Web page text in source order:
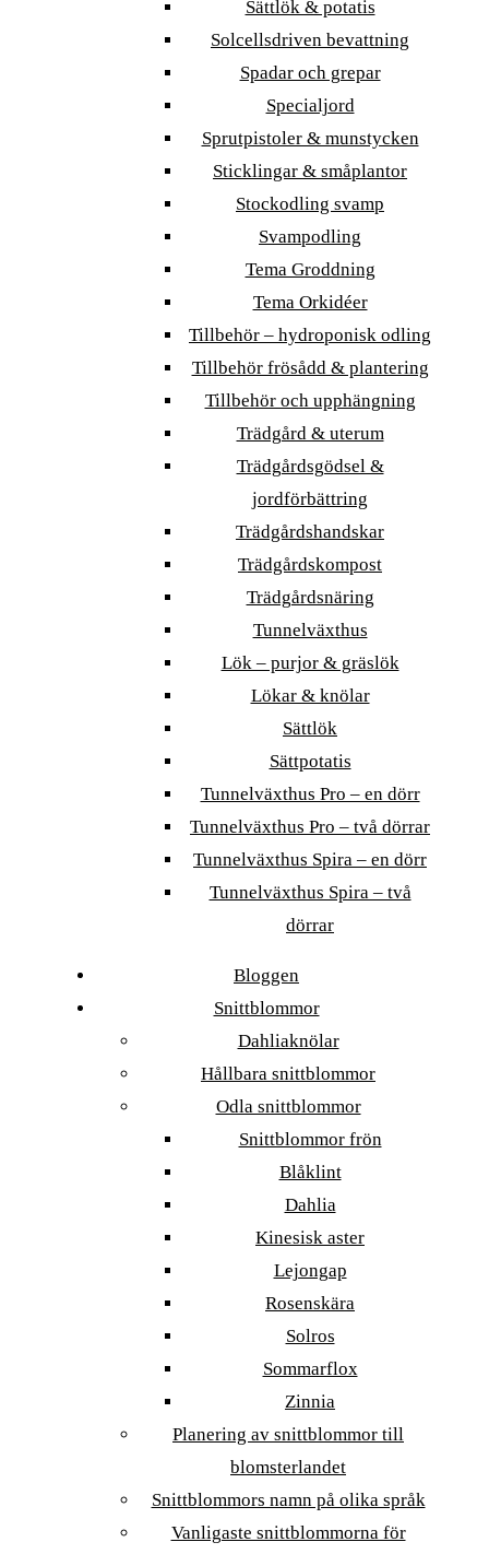
Sättlök & potatis
Solcellsdriven bevattning
Spadar och grepar
Specialjord
Sprutpistoler & munstycken
Sticklingar & småplantor
Stockodling svamp
Svampodling
Tema Groddning
Tema Orkidéer
Tillbehör – hydroponisk odling
Tillbehör frösådd & plantering
Tillbehör och upphängning
Trädgård & uterum
Trädgårdsgödsel &
jordförbättring
Trädgårdshandskar
Trädgårdskompost
Trädgårdsnäring
Tunnelväxthus
Lök – purjor & gräslök
Lökar & knölar
Sättlök
Sättpotatis
Tunnelväxthus Pro – en dörr
Tunnelväxthus Pro – två dörrar
Tunnelväxthus Spira – en dörr
Tunnelväxthus Spira – två
dörrar
Bloggen
Snittblommor
Dahliaknölar
Hållbara snittblommor
Odla snittblommor
Snittblommor frön
Blåklint
Dahlia
Kinesisk aster
Lejongap
Rosenskära
Solros
Sommarflox
Zinnia
Planering av snittblommor till
blomsterlandet
Snittblommors namn på olika språk
Vanligaste snittblommorna för